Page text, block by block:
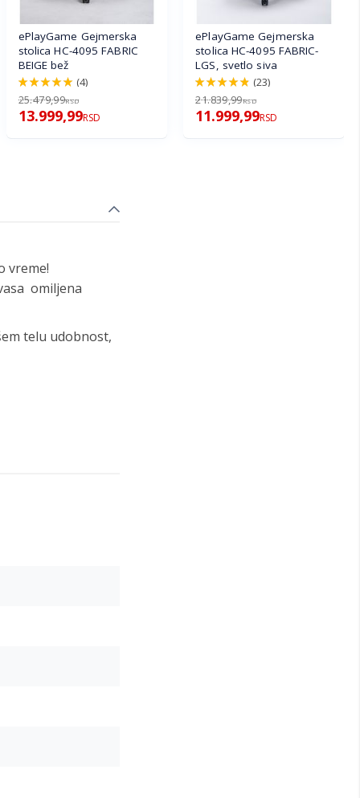
ePlayGame Gejmerska
stolica HC-4095 FABRIC
BEIGE bež
100%
(4)
25.479,99RSD
13.999,99RSD
ePlayGame Gejmerska
stolica HC-4095 FABRIC-
LGS, svetlo siva
96%
(23)
21.839,99RSD
11.999,99RSD
vreme!
omiljena
telu udobnost,